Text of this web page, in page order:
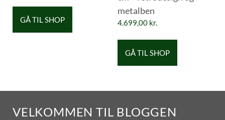
GÅ TIL SHOP
metalben
4.699,00 kr.
GÅ TIL SHOP
VELKOMMEN TIL BLOGGEN